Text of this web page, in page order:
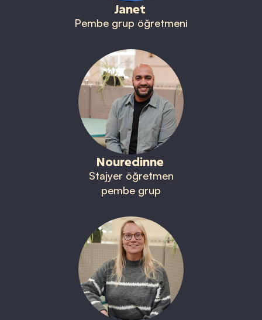
Janet
Pembe grup öğretmeni
Nouredinne
Stajyer öğretmen
pembe grup